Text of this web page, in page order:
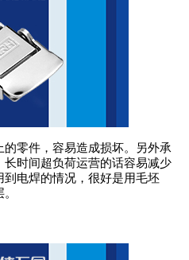
零件，容易造成损坏。另外承
时间超负荷运营的话容易减少
电焊的情况，很好是用毛坯